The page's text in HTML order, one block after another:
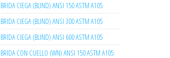
BRIDA CIEGA (BLIND) ANSI 150 ASTM A105
BRIDA CIEGA (BLIND) ANSI 300 ASTM A105
BRIDA CIEGA (BLIND) ANSI 600 ASTM A105
BRIDA CON CUELLO (WN) ANSI 150 ASTM A105